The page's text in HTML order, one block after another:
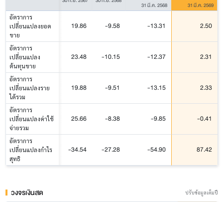
31 มี.ค. 2568 31 มี.ค. 2569
อัตราการ
เปลี่ยนแปลงยอด
ขาย
19.86 -9.58 -13.31 2.50
อัตราการ
เปลี่ยนแปลง
ต้นทุนขาย
23.48 -10.15 -12.37 2.31
อัตราการ
เปลี่ยนแปลงราย
ได้รวม
19.88 -9.51 -13.15 2.33
อัตราการ
เปลี่ยนแปลงค่าใช้
จ่ายรวม
25.66 -8.38 -9.85 -0.41
อัตราการ
เปลี่ยนแปลงกำไร
สุทธิ
-34.54 -27.28 -54.90 87.42
วงจรเงินสด ปรับข้อมูลเต็มปี